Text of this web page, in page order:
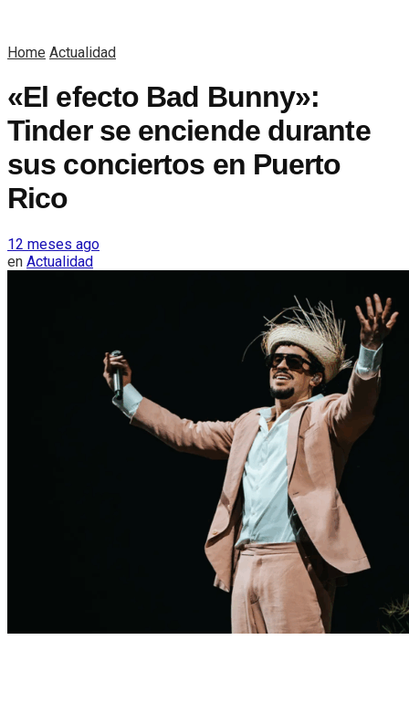
Home Actualidad
«El efecto Bad Bunny»:
Tinder se enciende durante
sus conciertos en Puerto
Rico
12 meses ago
en Actualidad